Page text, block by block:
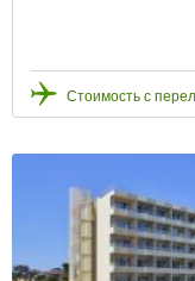
Стоимость с